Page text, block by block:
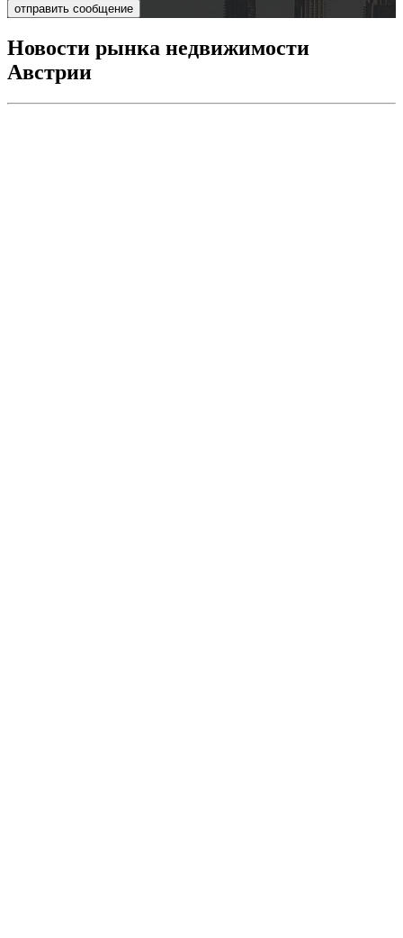
отправить сообщение
Новости рынка недвижимости
Австрии